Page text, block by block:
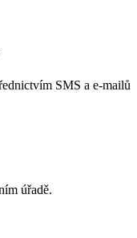
SMS a e-mailů
úřadě.